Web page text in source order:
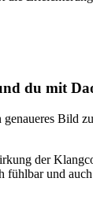
du mit
Bild
der
und